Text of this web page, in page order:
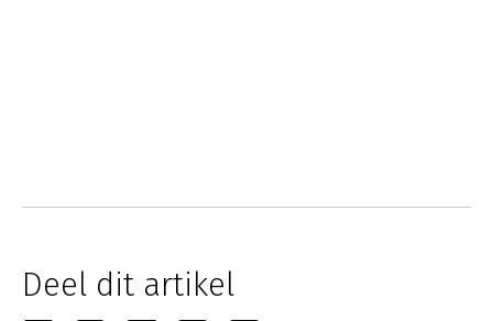
Deel dit artikel